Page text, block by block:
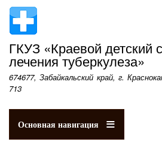
ГКУЗ «Краевой детский
лечения туберкулеза»
674677, Забайкальский край, г.
713
Основная навигация